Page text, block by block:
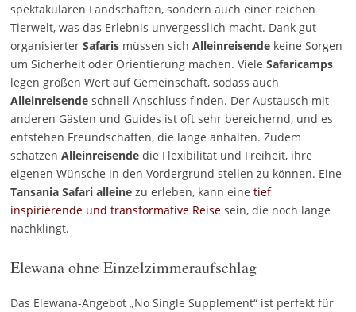
spektakulären Landschaften, sondern auch einer reichen
Tierwelt, was das Erlebnis unvergesslich macht. Dank gut
organisierter Safarismüssen sich Alleinreisendekeine Sorgen
um Sicherheit oder Orientierung machen. Viele Safaricamps
legen großen Wert auf Gemeinschaft, sodass auch
Alleinreisendeschnell Anschluss finden. Der Austausch mit
anderen Gästen und Guides ist oft sehr bereichernd, und es
entstehen Freundschaften, die lange anhalten. Zudem
schätzen Alleinreisendedie Flexibilität und Freiheit, ihre
eigenen Wünsche in den Vordergrund stellen zu können. Eine
Tansania Safari alleinezu erleben, kann eine tief
inspirierende und transformative Reisesein, die noch lange
nachklingt.
Elewana ohne Einzelzimmeraufschlag
Das Elewana-Angebot „No Single Supplement“ ist perfekt für